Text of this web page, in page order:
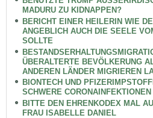
MADURU ZU KIDNAPPEN?
BERICHT EINER HEILERIN WIE
ANGEBLICH AUCH DIE SEELE
SOLLTE
ÜBERALTERTE BEVÖLKERUNG
ANDEREN LÄNDER MIGRIEREN
BIONTECH UND
SCHWERE CORONAINFEKTIONEN
BITTE DEN EHRENKODEX MAL
FRAU ISABELLE DANIEL